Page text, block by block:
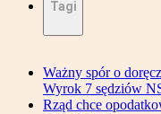
Tagi
Ważny spór o
Wyrok 7 sędziów
Rząd chce